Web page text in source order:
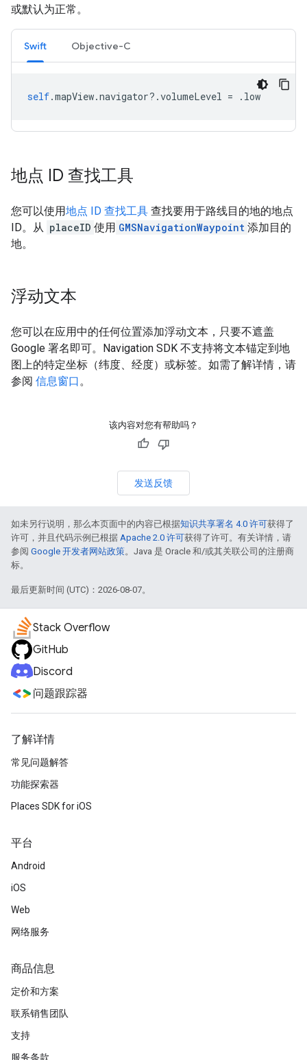
或默认为正常。
Swift Objective-C
self.mapView.navigator?.volumeLevel = . low
地点 ID 查找工具
您可以使用地点 ID 查找工具 查找要用于路线目的地的地点
ID。从 placeID 使用 GMSNavigationWaypoint 添加目的
地。
浮动文本
您可以在应用中的任何位置添加浮动文本，只要不遮盖
Google 署名即可。Navigation SDK 不支持将文本锚定到地
图上的特定坐标（纬度、经度）或标签。如需了解详情，请
参阅 信息窗口。
该内容对您有帮助吗？
发送反馈
如未另行说明，那么本页面中的内容已根据知识共享署名 4.0 许可获得了
许可，并且代码示例已根据 Apache 2.0 许可获得了许可。有关详情，请
参阅 Google 开发者网站政策。Java 是 Oracle 和/或其关联公司的注册商
标。
最后更新时间 (UTC)：2026-08-07。
Stack Overflow
GitHub
Discord
问题跟踪器
了解详情
常见问题解答
功能探索器
Places SDK for iOS
平台
Android
iOS
Web
网络服务
商品信息
定价和方案
联系销售团队
支持
服务条款